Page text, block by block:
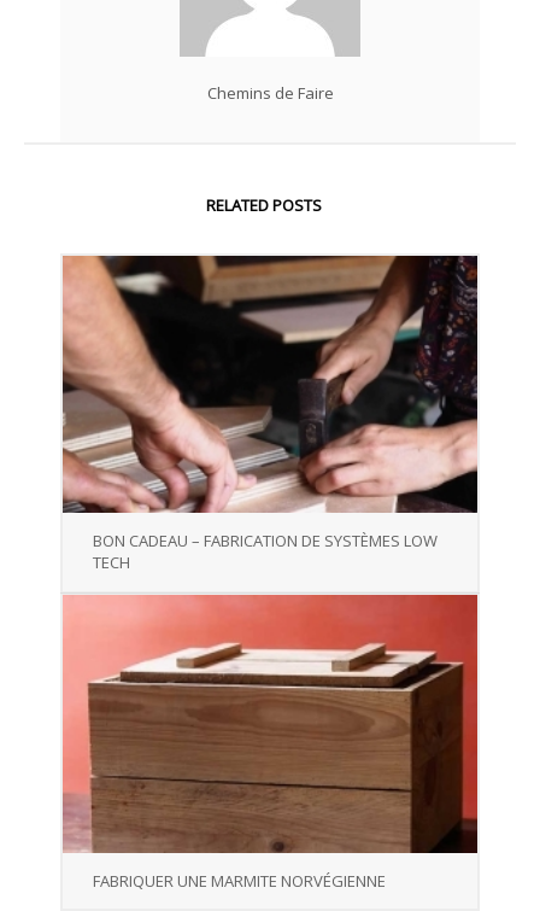
Chemins de Faire
RELATED POSTS
BON CADEAU – FABRICATION DE SYSTÈMES LOW
TECH
FABRIQUER UNE MARMITE NORVÉGIENNE